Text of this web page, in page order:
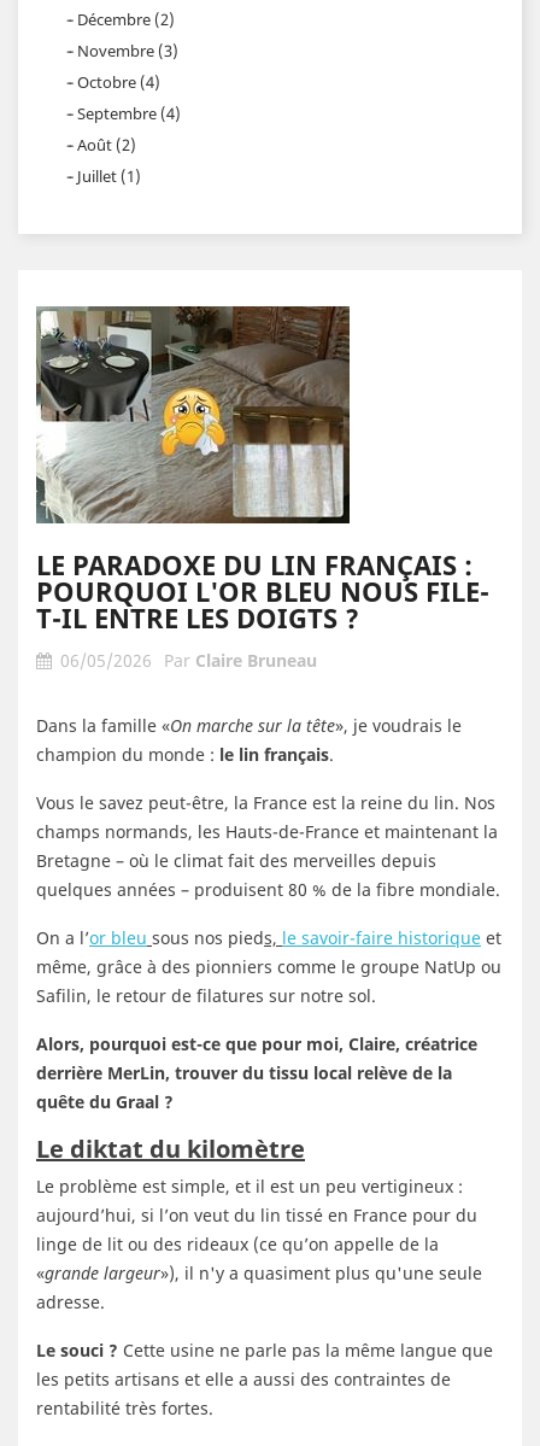
Décembre (2)
Novembre (3)
Octobre (4)
Septembre (4)
Août (2)
Juillet (1)
LE PARADOXE DU LIN FRANÇAIS :
POURQUOI L'OR BLEU NOUS FILE-
T-IL ENTRE LES DOIGTS ?
06/05/2026 Par Claire Bruneau
Dans la famille «On marche sur la tête», je voudrais le
champion du monde : le lin français.
Vous le savez peut-être, la France est la reine du lin. Nos
champs normands, les Hauts-de-France et maintenant la
Bretagne – où le climat fait des merveilles depuis
quelques années – produisent 80 % de la fibre mondiale.
On a l’or bleu sous nos pieds, le savoir-faire historique et
même, grâce à des pionniers comme le groupe NatUp ou
Safilin, le retour de filatures sur notre sol.
Alors, pourquoi est-ce que pour moi, Claire, créatrice
derrière MerLin, trouver du tissu local relève de la
quête du Graal ?
Le diktat du kilomètre
Le problème est simple, et il est un peu vertigineux :
aujourd’hui, si l’on veut du lin tissé en France pour du
linge de lit ou des rideaux (ce qu’on appelle de la
«grande largeur»), il n'y a quasiment plus qu'une seule
adresse.
Le souci ? Cette usine ne parle pas la même langue que
les petits artisans et elle a aussi des contraintes de
rentabilité très fortes.